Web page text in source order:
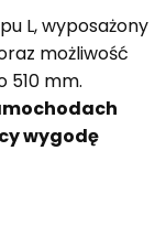
L, wyposażony
możliwość
510 mm.
wygodę